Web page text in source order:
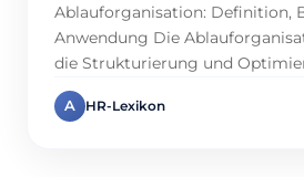
Ablauforganisation: Definition,
Anwendung Die
die Strukturierung und
Arbeitsabläufen in
reibungslose Durchführung
A HR-Lexikon